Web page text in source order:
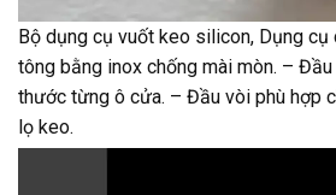
Bộ dụng cụ vuốt keo silicon, Dụng
tông bằng inox chống mài mòn. –
thước từng ô cửa. – Đầu vòi phù hợp
lọ keo.